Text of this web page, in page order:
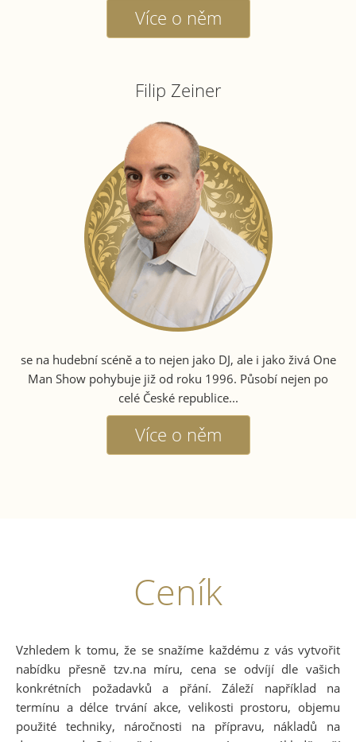
Více o něm
Filip Zeiner
se na hudební scéně a to nejen jako DJ, ale i jako živá One
Man Show pohybuje již od roku 1996. Působí nejen po
celé České republice...
Více o něm
Ceník
Vzhledem k tomu, že se snažíme každému z vás vytvořit
nabídku přesně tzv.na míru, cena se odvíjí dle vašich
konkrétních požadavků a přání. Záleží například na
termínu a délce trvání akce, velikosti prostoru, objemu
použité techniky, náročnosti na přípravu, nákladů na